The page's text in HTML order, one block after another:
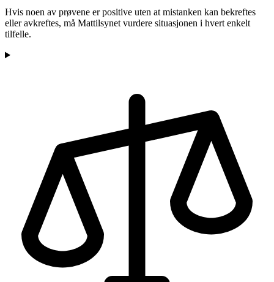
Hvis noen av prøvene er positive uten at mistanken kan bekreftes
eller avkreftes, må Mattilsynet vurdere situasjonen i hvert enkelt
tilfelle.